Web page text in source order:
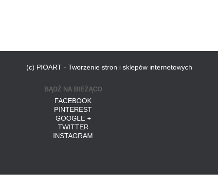
(c) PIOART - Tworzenie stron i sklepów internetowych
BĄDŹ NA BIEŻĄCO
FACEBOOK
PINTEREST
GOOGLE +
TWITTER
INSTAGRAM